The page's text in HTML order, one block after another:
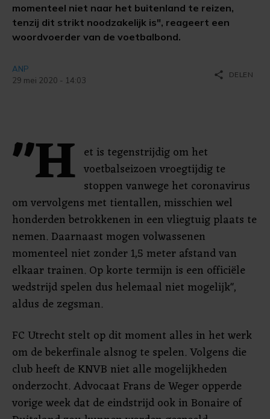
momenteel niet naar het buitenland te reizen,
tenzij dit strikt noodzakelijk is", reageert een
woordvoerder van de voetbalbond.
ANP
29 mei 2020 - 14:03
share DELEN
"H et is tegenstrijdig om het
voetbalseizoen vroegtijdig te
stoppen vanwege het coronavirus
om vervolgens met tientallen, misschien wel
honderden betrokkenen in een vliegtuig plaats te
nemen. Daarnaast mogen volwassenen
momenteel niet zonder 1,5 meter afstand van
elkaar trainen. Op korte termijn is een officiële
wedstrijd spelen dus helemaal niet mogelijk",
aldus de zegsman.
FC Utrecht stelt op dit moment alles in het werk
om de bekerfinale alsnog te spelen. Volgens die
club heeft de KNVB niet alle mogelijkheden
onderzocht. Advocaat Frans de Weger opperde
vorige week dat de eindstrijd ook in Bonaire of